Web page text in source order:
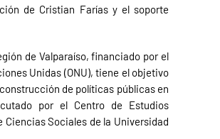
de Cristian Farías y el soporte
de Valparaíso, financiado por el
Unidas (ONU), tiene el objetivo
de políticas públicas en
por el Centro de Estudios
Sociales de la Universidad